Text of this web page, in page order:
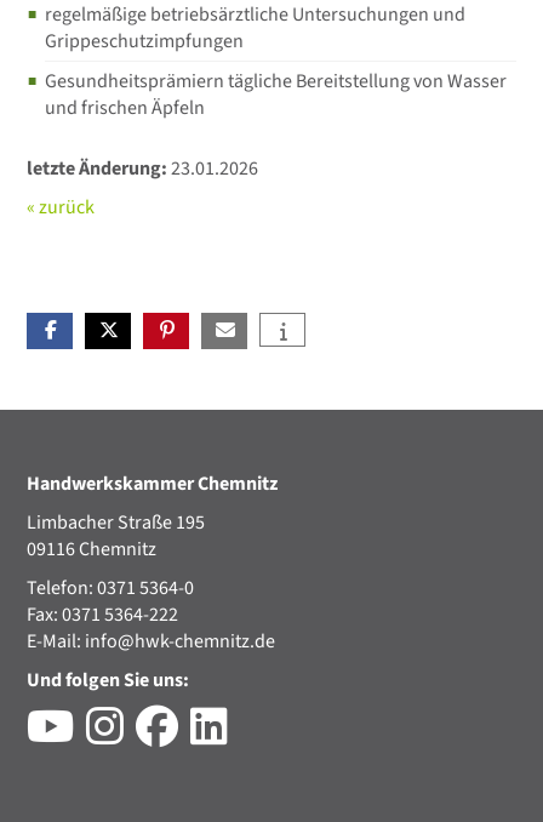
regelmäßige betriebsärztliche Untersuchungen und
Grippeschutzimpfungen
Gesundheitsprämiern tägliche Bereitstellung von Wasser
und frischen Äpfeln
letzte Änderung:23.01.2026
« zurück
Handwerkskammer Chemnitz
Limbacher Straße 195
09116 Chemnitz
Telefon: 0371 5364-0
Fax: 0371 5364-222
E-Mail: info@hwk-chemnitz.de
Und folgen Sie uns: